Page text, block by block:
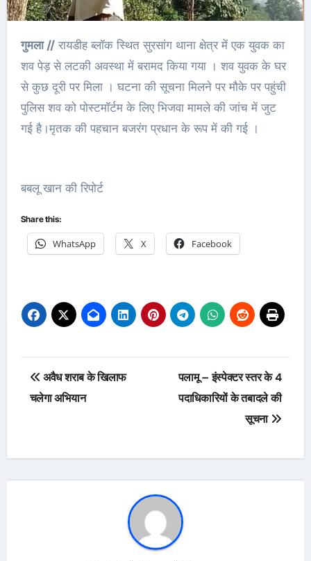
गुमला //रायडीह ब्लॉक स्थित सुरसांग थाना क्षेत्र में एक युवक का
शव पेड़ से लटकी अवस्था में बरामद किया गया । शव युवक के घर
से कुछ दूरी पर मिला । घटना की सूचना मिलने पर मौके पर पहुंची
पुलिस शव को पोस्टमॉर्टम के लिए भिजवा मामले की जांच में जुट
गई है।मृतक की पहचान बजरंग प्रधान के रूप में की गई ।
बबलू खान की रिपोर्ट
Share this:
WhatsApp X Facebook
Post
navigation
अवैध शराब के खिलाफ
चलेगा अभियान
पलामू – इंस्पेक्टर स्तर के 4
पदाधिकारियों के तबादले की
सूचना